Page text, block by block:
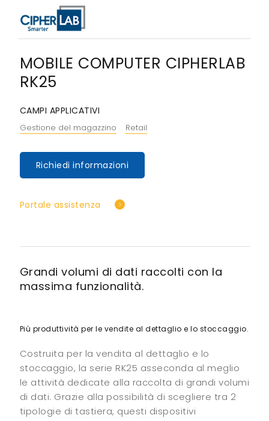
MOBILE COMPUTER CIPHERLAB
RK25
CAMPI APPLICATIVI
Gestione del magazzino Retail
Richiedi informazioni
Portale assistenza
Grandi volumi di dati raccolti con la
massima funzionalità.
Più produttività per le vendite al dettaglio e lo stoccaggio.
Costruita per la vendita al dettaglio e lo
stoccaggio, la serie RK25 asseconda al meglio
le attività dedicate alla raccolta di grandi volumi
di dati. Grazie alla possibilità di scegliere tra 2
tipologie di tastiera, questi dispositivi